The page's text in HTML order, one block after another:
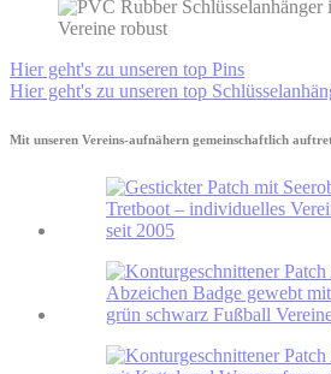
Hier geht's zu unseren top Pins
Hier geht's zu unseren top
Mit unseren Vereins-aufnähern gemeinschaftlich